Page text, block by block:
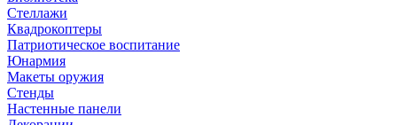
Стеллажи
Квадрокоптеры
Патриотическое воспитание
Юнармия
Макеты оружия
Стенды
Настенные панели